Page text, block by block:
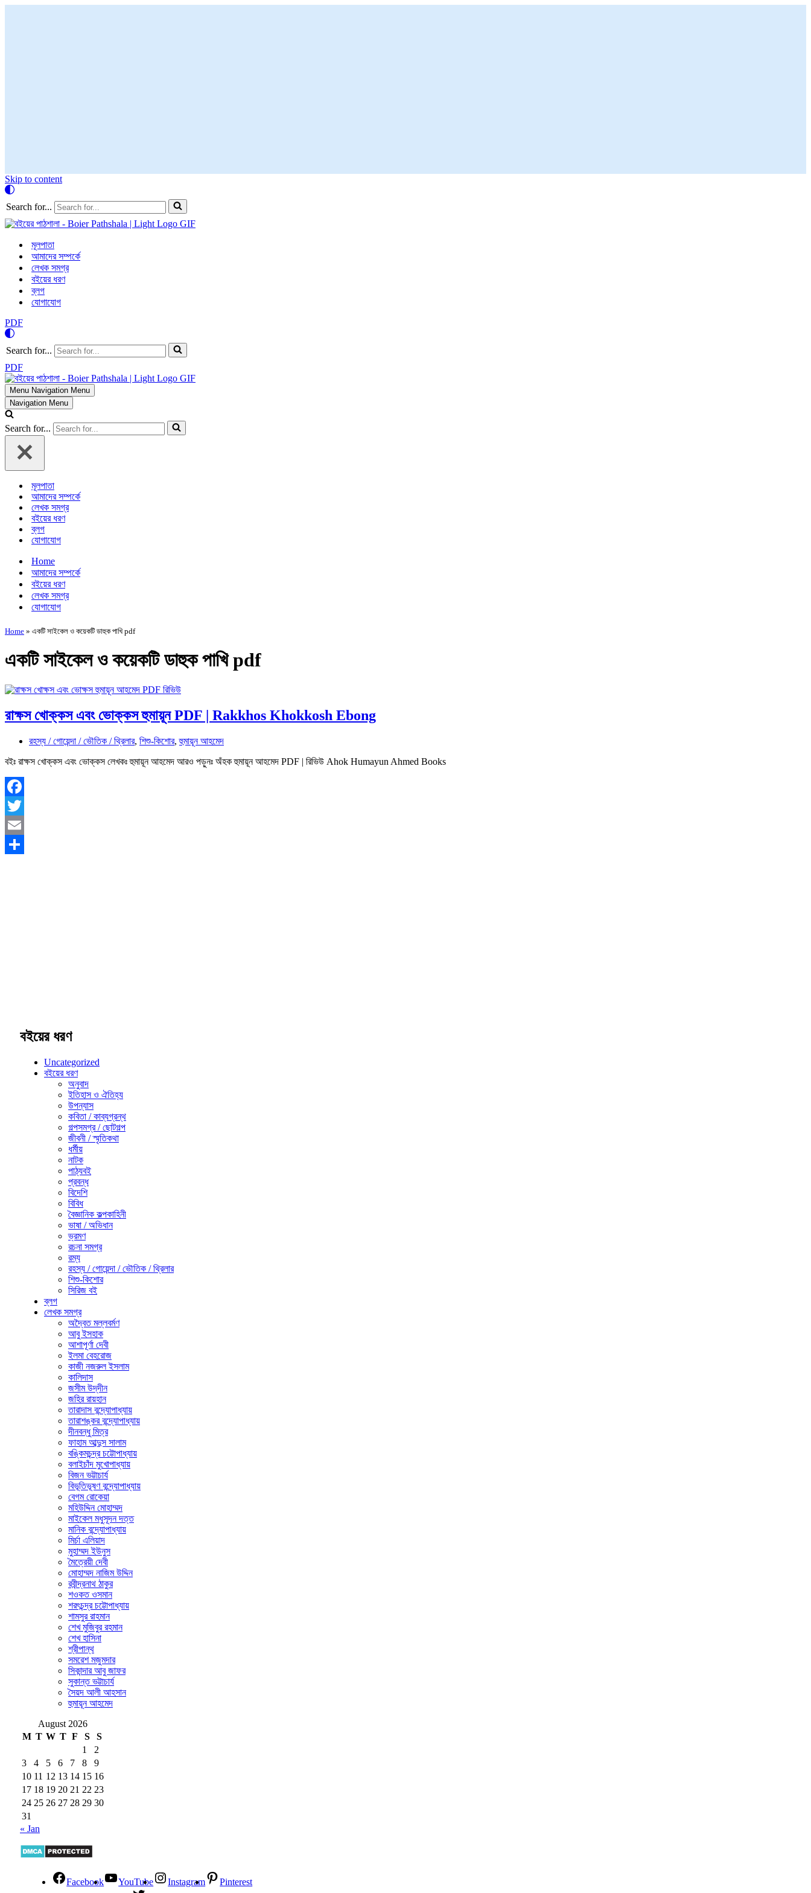
Skip to content
Search for...
মূলপাতা
আমাদের সম্পর্কে
লেখক সমগ্র
বইয়ের ধরণ
ব্লগ
যোগাযোগ
PDF
Search for...
PDF
Menu Navigation Menu
Navigation Menu
Search for...
মূলপাতা
আমাদের সম্পর্কে
লেখক সমগ্র
বইয়ের ধরণ
ব্লগ
যোগাযোগ
Home
আমাদের সম্পর্কে
বইয়ের ধরণ
লেখক সমগ্র
যোগাযোগ
Home » একটি সাইকেল ও কয়েকটি ডাহুক পাখি pdf
একটি সাইকেল ও কয়েকটি ডাহুক পাখি pdf
রাক্ষস খোক্কস এবং ভোক্কস হুমায়ূন PDF | Rakkhos Khokkosh Ebong
রহস্য / গোয়েন্দা / ভৌতিক / থ্রিলার, শিশু-কিশোর,হুমায়ূন আহমেদ
বইঃ রাক্ষস খোক্কস এবং ভোক্কস লেখকঃ হুমায়ূন আহমেদ আরও পড়ুনঃ অঁহক হুমায়ূন আহমেদ PDF | রিভিউ Ahok Humayun Ahmed Books
Facebook
Twitter
Email
বইয়ের ধরণ
Uncategorized
বইয়ের ধরণ
অনুবাদ
ইতিহাস ও ঐতিহ্য
উপন্যাস
কবিতা / কাব্যগ্রন্থ
গল্পসমগ্র / ছোটগল্প
জীবনী / স্মৃতিকথা
ধর্মীয়
নাটক
পাঠ্যবই
প্রবন্ধ
বিদেশি
বিবিধ
বৈজ্ঞানিক কল্পকাহিনী
ভাষা / অভিধান
ভ্রমণ
রচনা সমগ্র
রম্য
রহস্য / গোয়েন্দা / ভৌতিক / থ্রিলার
শিশু-কিশোর
সিরিজ বই
ব্লগ
লেখক সমগ্র
অদ্বৈত মল্লবর্মণ
আবু ইসহাক
আশাপূর্ণা দেবী
ইলমা বেহরোজ
কাজী নজরুল ইসলাম
কালিদাস
জসীম উদ্‌দীন
জহির রায়হান
তারাদাস বন্দ্যোপাধ্যায়
তারাশঙ্কর বন্দ্যোপাধ্যায়
দীনবন্ধু মিত্র
ফাহাম আব্দুস সালাম
বঙ্কিমচন্দ্র চট্টোপাধ্যায়
বলাইচাঁদ মুখোপাধ্যায়
বিজন ভট্টাচার্য
বিভূতিভূষণ বন্দ্যোপাধ্যায়
বেগম রোকেয়া
মহিউদ্দিন মোহাম্মদ
মাইকেল মধুসূদন দত্ত
মানিক বন্দ্যোপাধ্যায়
মির্চা এলিয়াদ
মুহাম্মদ ইউনুস
মৈত্রেয়ী দেবী
মোহাম্মদ নাজিম উদ্দিন
রবীন্দ্রনাথ ঠাকুর
শওকত ওসমান
শরৎচন্দ্র চট্টোপাধ্যায়
শামসুর রাহমান
শেখ মুজিবুর রহমান
শেখ হাসিনা
শ্রীপান্থ
সমরেশ মজুমদার
সিকান্দার আবু জাফর
সুকান্ত ভট্টাচার্য
সৈয়দ আলী আহসান
হুমায়ূন আহমেদ
August 2026
M T W T F S
S
1
2
3
4 5 6 7 8
9
10 11 12 13 14 15 16
17 18 19 20 21 22 23
24 25 26 27 28 29 30
31
« Jan
Facebook YouTube Instagram Pinterest